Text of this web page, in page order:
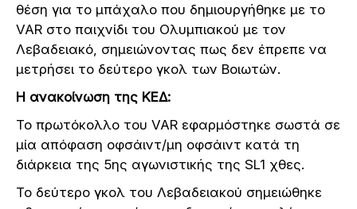
θέση για το μπάχαλο που δημιουργήθηκε με το
VAR στο παιχνίδι του Ολυμπιακού με τον
Λεβαδειακό, σημειώνοντας πως δεν έπρεπε να
μετρήσει το δεύτερο γκολ των Βοιωτών.
Η ανακοίνωση της ΚΕΔ:
Το πρωτόκολλο του VAR εφαρμόστηκε σωστά σε
μία απόφαση οφσάιντ/μη οφσάιντ κατά τη
διάρκεια της 5ης αγωνιστικής της SL1 χθες.
Το δεύτερο γκολ του Λεβαδειακού σημειώθηκε